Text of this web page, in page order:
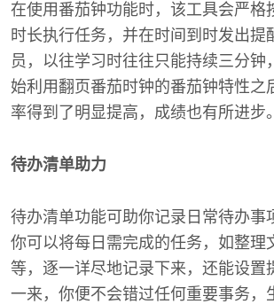
在使用番茄钟功能时，该工具会严格
时长执行任务，并在时间到时发出提
员，以往学习时往往只能持续三分钟
始利用翻页番茄时钟的番茄钟特性之
率得到了明显提高，成绩也有所进步。
待办清单助力
待办清单功能可助你记录日常待办事
你可以将每日需完成的任务，如整理
等，逐一详尽地记录下来，还能设置
一来，你便不会错过任何重要事务，